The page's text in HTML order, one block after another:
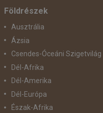
Földrészek
Ausztrália
Ázsia
Csendes-Óceáni Szigetvilág
Dél-Afrika
Dél-Amerika
Dél-Európa
Észak-Afrika